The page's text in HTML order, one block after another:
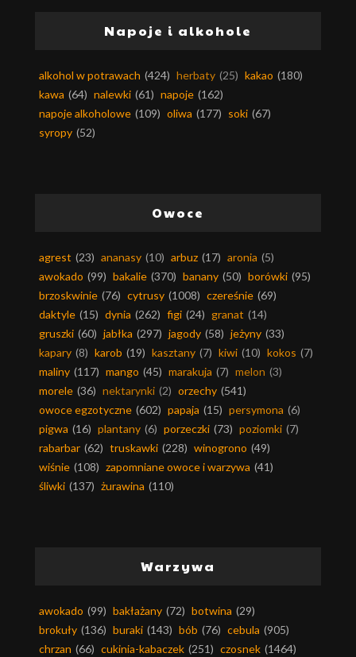
Napoje i alkohole
alkohol w potrawach (424) herbaty (25) kakao (180)
kawa (64) nalewki (61) napoje (162)
napoje alkoholowe (109) oliwa (177) soki (67)
syropy (52)
Owoce
agrest (23) ananasy (10) arbuz (17) aronia (5)
awokado (99) bakalie (370) banany (50) borówki (95)
brzoskwinie (76) cytrusy (1008) czereśnie (69)
daktyle (15) dynia (262) figi (24) granat (14)
gruszki (60) jabłka (297) jagody (58) jeżyny (33)
kapary (8) karob (19) kasztany (7) kiwi (10) kokos (7)
maliny (117) mango (45) marakuja (7) melon (3)
morele (36) nektarynki (2) orzechy (541)
owoce egzotyczne (602) papaja (15) persymona (6)
pigwa (16) plantany (6) porzeczki (73) poziomki (7)
rabarbar (62) truskawki (228) winogrono (49)
wiśnie (108) zapomniane owoce i warzywa (41)
śliwki (137) żurawina (110)
Warzywa
awokado (99) bakłażany (72) botwina (29)
brokuły (136) buraki (143) bób (76) cebula (905)
chrzan (66) cukinia-kabaczek (251) czosnek (1464)